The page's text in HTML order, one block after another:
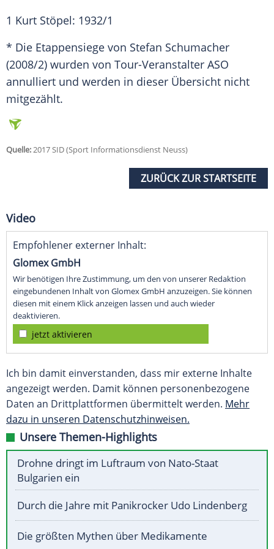
1 Kurt Stöpel: 1932/1
* Die Etappensiege von Stefan Schumacher
(2008/2) wurden von Tour-Veranstalter ASO
annulliert und werden in dieser Übersicht nicht
mitgezählt.
Quelle:2017 SID (Sport Informationsdienst Neuss)
ZURÜCK ZUR STARTSEITE
Video
Empfohlener externer Inhalt:
Glomex GmbH
Wir benötigen Ihre Zustimmung, um den von unserer Redaktion
eingebundenen Inhalt von Glomex GmbH anzuzeigen. Sie können
diesen mit einem Klick anzeigen lassen und auch wieder
deaktivieren.
jetzt aktivieren
Ich bin damit einverstanden, dass mir externe Inhalte
angezeigt werden. Damit können personenbezogene
Daten an Drittplattformen übermittelt werden. Mehr
dazu in unseren Datenschutzhinweisen.
Unsere Themen-Highlights
Drohne dringt im Luftraum von Nato-Staat
Bulgarien ein
Durch die Jahre mit Panikrocker Udo Lindenberg
Die größten Mythen über Medikamente